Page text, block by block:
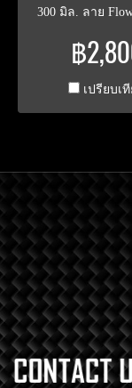
300 มิล. ลาย
฿
เปรียบเ